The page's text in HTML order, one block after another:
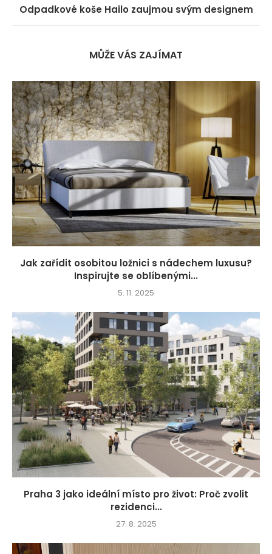
Odpadkové koše Hailo zaujmou svým designem
MŮŽE VÁS ZAJÍMAT
Jak zařídit osobitou ložnici s nádechem luxusu?
Inspirujte se oblíbenými...
5. 11. 2025
Praha 3 jako ideální místo pro život: Proč zvolit
rezidenci...
27. 8. 2025